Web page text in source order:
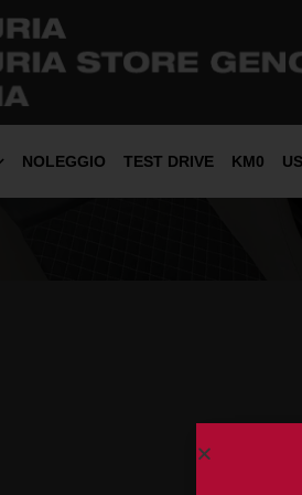
NOLEGGIO TEST DRIVE KM0